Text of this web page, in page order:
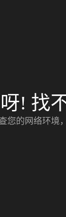
! 找
您的网络环境